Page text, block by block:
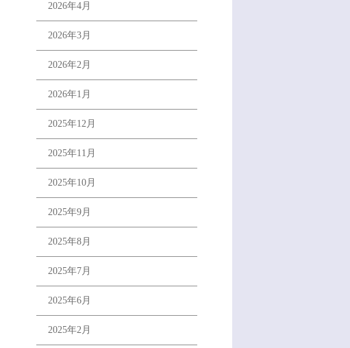
2026年4月
2026年3月
2026年2月
2026年1月
2025年12月
2025年11月
2025年10月
2025年9月
2025年8月
2025年7月
2025年6月
2025年2月